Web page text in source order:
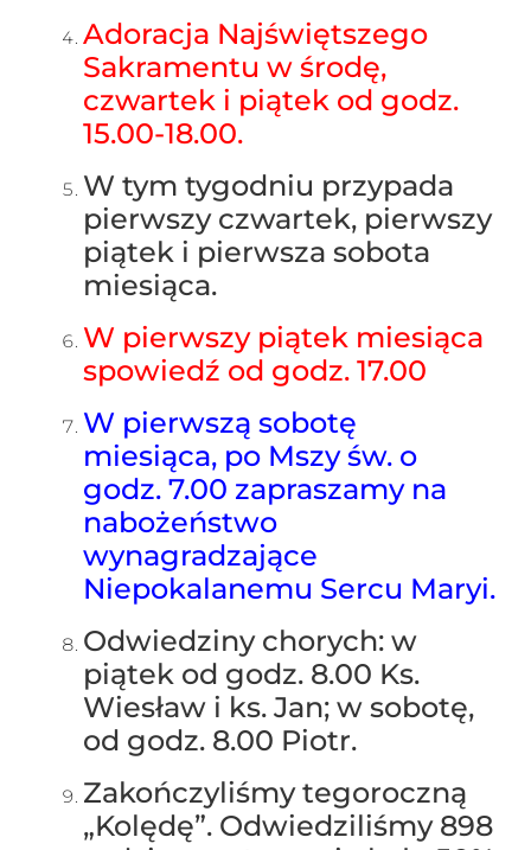
Adoracja Najświętszego
Sakramentu w środę,
czwartek i piątek od godz.
15.00-18.00.
W tym tygodniu przypada
pierwszy czwartek, pierwszy
piątek i pierwsza sobota
miesiąca.
W pierwszy piątek miesiąca
spowiedź od godz. 17.00
W pierwszą sobotę
miesiąca, po Mszy św. o
godz. 7.00 zapraszamy na
nabożeństwo
wynagradzające
Niepokalanemu Sercu Maryi.
Odwiedziny chorych: w
piątek od godz. 8.00 Ks.
Wiesław i ks. Jan; w sobotę,
od godz. 8.00 Piotr.
Zakończyliśmy tegoroczną
„Kolędę”. Odwiedziliśmy 898